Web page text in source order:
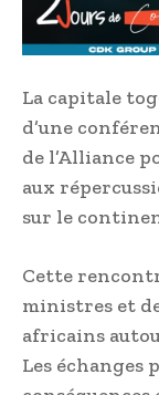
La capitale
d’une
de l’Alliance
aux
sur le
Cette
ministres et
africains
Les